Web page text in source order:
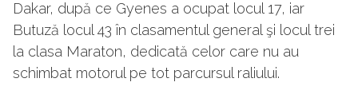
Dakar, după ce Gyenes a ocupat locul 17, iar
Butuză locul 43 în clasamentul general şi locul trei
la clasa Maraton, dedicată celor care nu au
schimbat motorul pe tot parcursul raliului.